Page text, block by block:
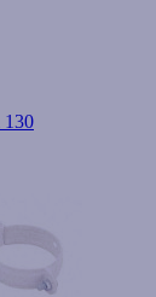
130